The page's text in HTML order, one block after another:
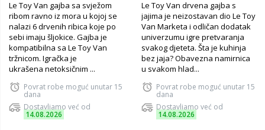
Le Toy Van gajba sa svježom
ribom ravno iz mora u kojoj se
nalazi 6 drvenih ribica koje po
sebi imaju šljokice. Gajba je
kompatibilna sa Le Toy Van
tržnicom. Igračka je
ukrašena netoksičnim ...
Povrat robe moguć unutar 15
dana
Dostavljamo već od
14.08.2026
Le Toy Van drvena gajba s
jajima je neizostavan dio Le Toy
Van Marketa i odličan dodatak
univerzumu igre pretvaranja
svakog djeteta. Šta je kuhinja
bez jaja? Obavezna namirnica
u svakom hlad...
Povrat robe moguć unutar 15
dana
Dostavljamo već od
14.08.2026